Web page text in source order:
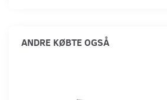
ANDRE KØBTE OGSÅ